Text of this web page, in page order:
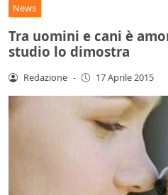
News
Tra uomini e cani è
studio lo dimostra
Redazione - 17 Aprile 2015